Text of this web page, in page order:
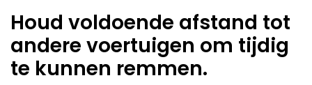
Houd voldoende afstand tot
andere voertuigen om tijdig
te kunnen remmen.